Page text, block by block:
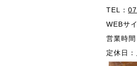
TEL：
WEBサ
営業時
定休日：